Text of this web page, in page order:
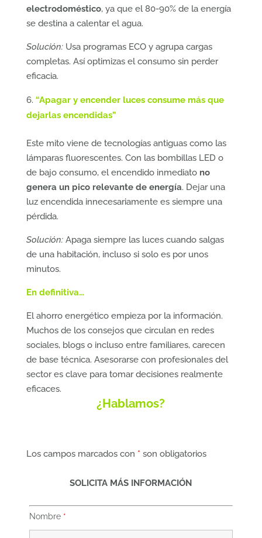
electrodoméstico, ya que el 80-90% de la energía
se destina a calentar el agua.
Solución:Usa programas ECO y agrupa cargas
completas. Así optimizas el consumo sin perder
eficacia.
“Apagar y encender luces consume más que
dejarlas encendidas”
Este mito viene de tecnologías antiguas como las
lámparas fluorescentes. Con las bombillas LED o
de bajo consumo, el encendido inmediato no
genera un pico relevante de energía. Dejar una
luz encendida innecesariamente es siempre una
pérdida.
Solución:Apaga siempre las luces cuando salgas
de una habitación, incluso si solo es por unos
minutos.
En definitiva…
El ahorro energético empieza por la información.
Muchos de los consejos que circulan en redes
sociales, blogs o incluso entre familiares, carecen
de base técnica. Asesorarse con profesionales del
sector es clave para tomar decisiones realmente
eficaces.
¿Hablamos?
Los campos marcados con * son obligatorios
SOLICITA MÁS INFORMACIÓN
Nombre *